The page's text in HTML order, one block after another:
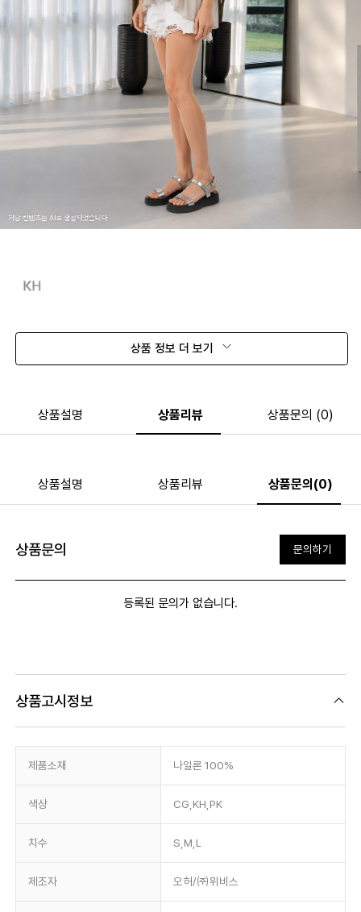
상품 정보 더 보기
상품설명 상품리뷰 상품문의 (0)
상품설명 상품리뷰 상품문의(0)
상품문의 문의하기
등록된 문의가 없습니다.
상품고시정보
제품소재 나일론 100%
색상 CG,KH,PK
치수 S,M,L
제조자 오허/㈜위비스